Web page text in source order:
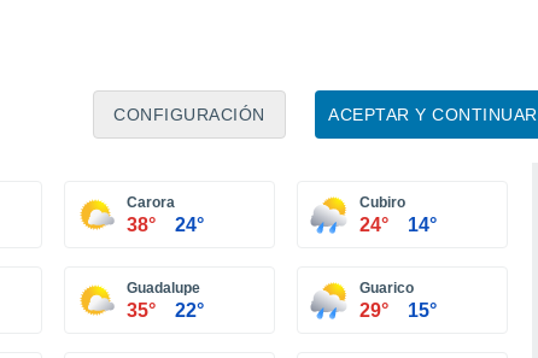
ACEPTAR Y CONTINUAR
CONFIGURACIÓN
Carora
38° 24°
Cubiro
24° 14°
Guadalupe
35° 22°
Guarico
29° 15°